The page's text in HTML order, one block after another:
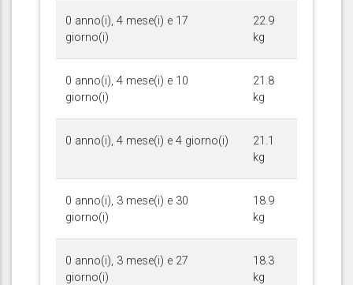
0 anno(i), 4 mese(i) e 17
giorno(i)
22.9
kg
0 anno(i), 4 mese(i) e 10
giorno(i)
21.8
kg
0 anno(i), 4 mese(i) e 4 giorno(i)
21.1
kg
0 anno(i), 3 mese(i) e 30
giorno(i)
18.9
kg
0 anno(i), 3 mese(i) e 27
giorno(i)
18.3
kg